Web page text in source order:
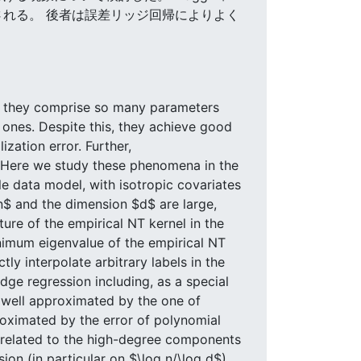
る。 後者は誤差リッジ回帰によりよく
comprise so many parameters
Despite this, they achieve good
error. Further,
we study these phenomena in the
data model, with isotropic covariates
and the dimension $d$ are large,
of the empirical NT kernel in the
eigenvalue of the empirical NT
interpolate arbitrary labels in the
regression including, as a special
approximated by the one of
by the error of polynomial
to the high-degree components